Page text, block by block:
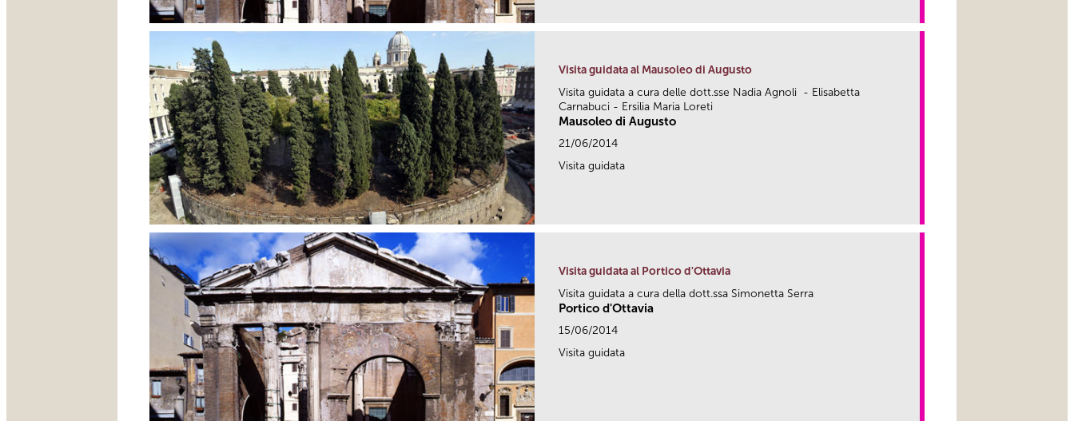
Visita guidata al Mausoleo di Augusto
Visita guidata a cura delle dott.sse Nadia Agnoli - Elisabetta
Carnabuci - Ersilia Maria Loreti
Mausoleo di Augusto
21/06/2014
Visita guidata
Visita guidata al Portico d'Ottavia
Visita guidata a cura della dott.ssa Simonetta Serra
Portico d'Ottavia
15/06/2014
Visita guidata